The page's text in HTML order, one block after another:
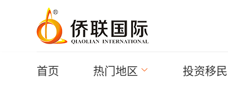
首页 热门地区 投资移民